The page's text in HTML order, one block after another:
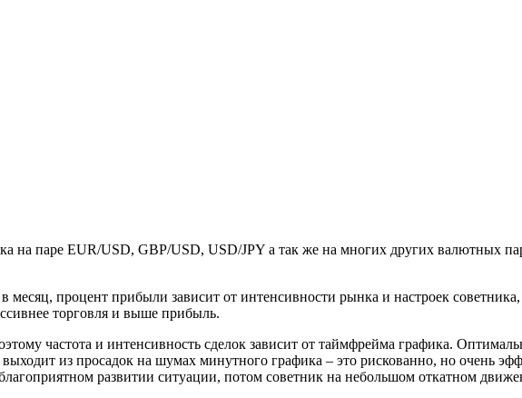
на паре EUR/USD, GBP/USD, USD/JPY а так же на многих других валютных
месяц, процент прибыли зависит от интенсивности рынка и настроек
торговля и выше прибыль.
частота и интенсивность сделок зависит от таймфрейма графика.
из просадок на шумах минутного графика – это рискованно, но очень
развитии ситуации, потом советник на небольшом откатном